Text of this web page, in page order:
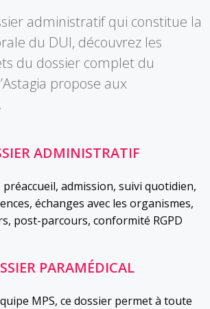
administratif qui constitue la
du DUI, découvrez les
du dossier complet du
propose aux
ADMINISTRATIF
admission, suivi quotidien,
échanges avec les organismes,
post-parcours, conformité RGPD
PARAMÉDICAL
MPS, ce dossier permet à toute